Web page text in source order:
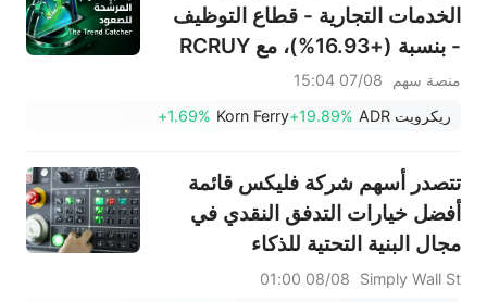
الخدمات التجارية - قطاع التوظيف
- بنسبة (+16.93%)، مع RCRUY
أسهم HALO وNET وFAST
أسهم EBAY وHON من تحقيق
اختراقات سعرية.
منصة سهم
07/08 15:04
ريكرويت ADR
+19.89%
Korn Ferry
+1.69%
تتصدر أسهم شركة فليكس قائمة
أفضل خيارات التدفق النقدي في
مجال البنية التحتية للذكاء
الاصطناعي
Simply Wall St
08/08 01:00